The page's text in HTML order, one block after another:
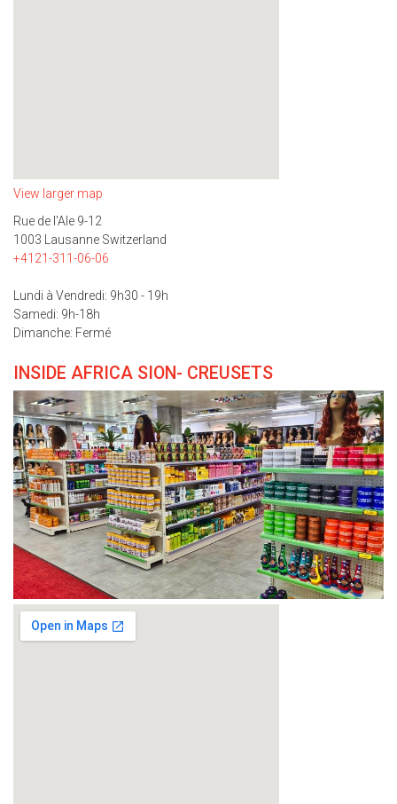
View larger map
Rue de l'Ale 9-12
1003 Lausanne Switzerland
+4121-311-06-06
Lundi à Vendredi: 9h30 - 19h
Samedi: 9h-18h
Dimanche: Fermé
INSIDE AFRICA SION- CREUSETS